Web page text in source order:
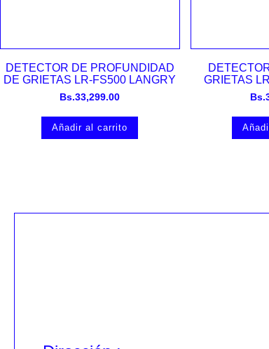
Vista rápida
DETECTOR DE PROFUNDIDAD
DE GRIETAS LR-FS500 LANGRY
Bs.33,299.00
Añadir al carrito
GRIETAS
Bs.